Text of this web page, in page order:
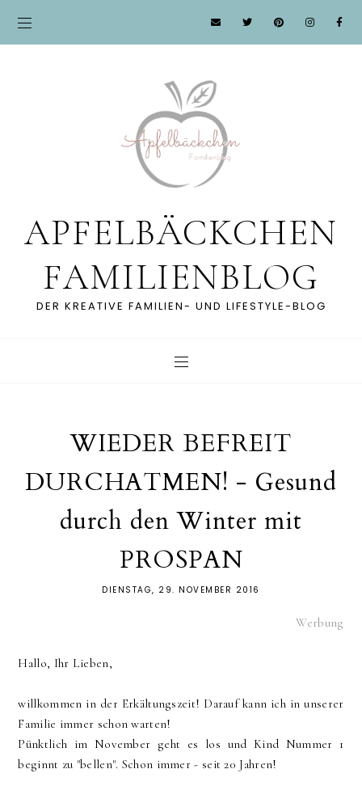
APFELBÄCKCHEN
FAMILIENBLOG
DER KREATIVE FAMILIEN- UND LIFESTYLE-BLOG
WIEDER BEFREIT
DURCHATMEN! - Gesund
durch den Winter mit
PROSPAN
DIENSTAG, 29. NOVEMBER 2016
Werbung
Hallo, Ihr Lieben,
willkommen in der Erkältungszeit! Darauf kann ich in unserer
Familie immer schon warten!
Pünktlich im November geht es los und Kind Nummer 1
beginnt zu "bellen". Schon immer - seit 20 Jahren!